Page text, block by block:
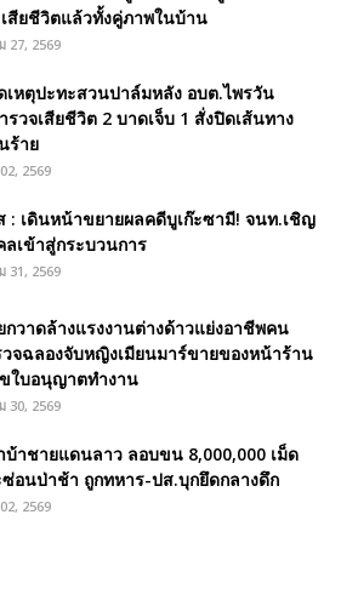
สียชีวิตแล้วทั้งคู่ภาพในบ้าน
27, 2569
เหตุปะทะสวนปาล์มหลัง อบต.ไพรวัน
รวจเสียชีวิต 2 บาดเจ็บ 1 สั่งปิดเส้นทาง
ร้าย
2569
: เดินหน้าขยายผลคดีบูเก๊ะซามี! จนท.เชิญ
ลเข้าสู่กระบวนการ
31, 2569
กวาดล้างแรงงานต่างด้าวแย่งอาชีพคน
จฉลองจับหญิงเมียนมาร์ขายของหน้าร้าน
ใบอนุญาตทำงาน
30, 2569
บ้าชายแดนลาว ลอบขน 8,000,000 เม็ด
ซ่อนป่าช้า ถูกทหาร-ปส.บุกยึดกลางดึก
2569